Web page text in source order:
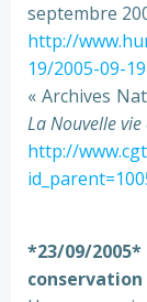
septembre
http://
19/2005-09-
« Archives
La Nouvelle
http://
*23/09/
conservation